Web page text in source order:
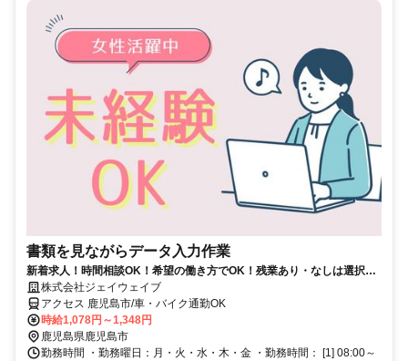
書類を見ながらデータ入力作業
新着求人！時間相談OK！希望の働き方でOK！残業あり・なしは選択
可！未経験OKのデータ入力業務！
株式会社ジェイウェイブ
アクセス 鹿児島市/車・バイク通勤OK
時給1,078円～1,348円
鹿児島県鹿児島市
勤務時間 ・勤務曜日：月・火・水・木・金 ・勤務時間： [1] 08:00～